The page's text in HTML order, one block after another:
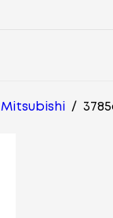
Mitsubishi /